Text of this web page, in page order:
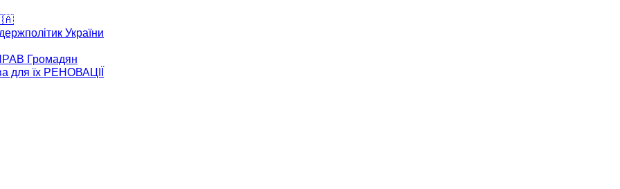
України
Громадян
їх РЕНОВАЦІЇ